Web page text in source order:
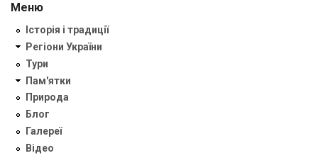
Меню
Історія і традиції
Регіони України
Тури
Пам'ятки
Природа
Блог
Галереї
Відео